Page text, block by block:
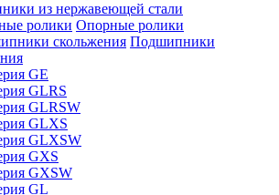
из нержавеющей стали
Опорные ролики
Подшипники
GE
GLRS
GLRSW
GLXS
GLXSW
GXS
GXSW
GL